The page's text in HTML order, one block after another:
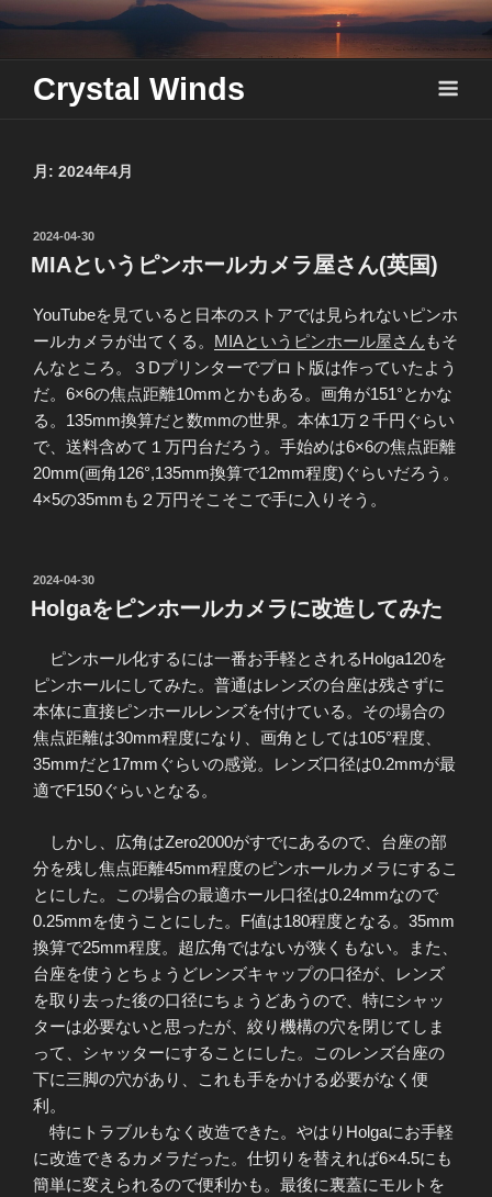
Skip
content
Crystal Winds
月: 2024年4月
投
稿
日:
2024-04-30
MIAというピンホールカメラ屋さん(英国)
YouTubeを見ていると日本のストアでは見られないピンホ
ールカメラが出てくる。 MIAというピンホール屋さん もそ
んなところ。３Dプリンターでプロト版は作っていたよう
だ。6×6の焦点距離10mmとかもある。画角が151°とかな
る。135mm換算だと数mmの世界。本体1万２千円ぐらい
で、送料含めて１万円台だろう。手始めは6×6の焦点距離
20mm(画角126°,135mm換算で12mm程度)ぐらいだろう。
4×5の35mmも２万円そこそこで手に入りそう。
投
稿
日:
2024-04-30
Holgaをピンホールカメラに改造してみた
ピンホール化するには一番お手軽とされるHolga120を
ピンホールにしてみた。普通はレンズの台座は残さずに
本体に直接ピンホールレンズを付けている。その場合の
焦点距離は30mm程度になり、画角としては105°程度、
35mmだと17mmぐらいの感覚。レンズ口径は0.2mmが最
適でF150ぐらいとなる。
しかし、広角はZero2000がすでにあるので、台座の部
分を残し焦点距離45mm程度のピンホールカメラにするこ
とにした。この場合の最適ホール口径は0.24mmなので
0.25mmを使うことにした。F値は180程度となる。35mm
換算で25mm程度。超広角ではないが狭くもない。また、
台座を使うとちょうどレンズキャップの口径が、レンズ
を取り去った後の口径にちょうどあうので、特にシャッ
ターは必要ないと思ったが、絞り機構の穴を閉じてしま
って、シャッターにすることにした。このレンズ台座の
下に三脚の穴があり、これも手をかける必要がなく便
利。
特にトラブルもなく改造できた。やはりHolgaにお手軽
に改造できるカメラだった。仕切りを替えれば6×4.5にも
簡単に変えられるので便利かも。最後に裏蓋にモルトを